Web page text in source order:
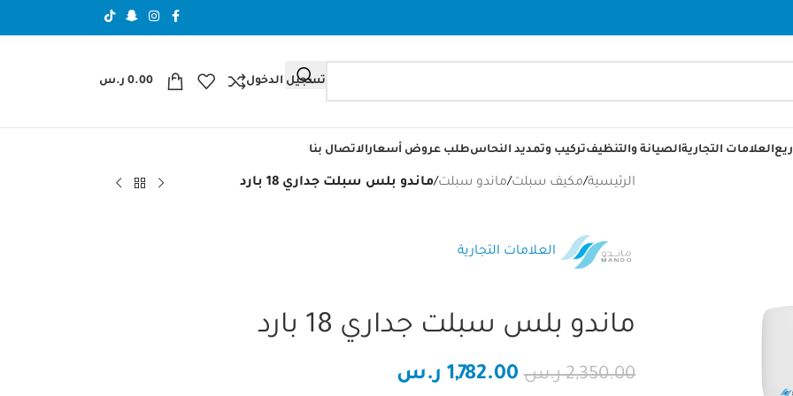
تسجيل الدخول 0.00 ر.س
العلامات التجاريةالصيانة والتنظيفتركيب وتمديد النحاسطلب عروض أسعارالاتصال بنا
الرئيسية/مكيف سبلت/ماندو سبلت/ماندو بلس سبلت جداري 18 بارد
العلامات التجارية
ماندو بلس سبلت جداري 18 بارد
2,350.00 ر.س 1,782.00 ر.س